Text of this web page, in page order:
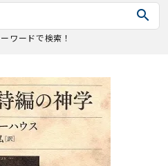
search
ワードで検索！